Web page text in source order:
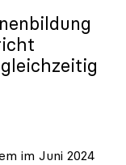
im Juni 2024